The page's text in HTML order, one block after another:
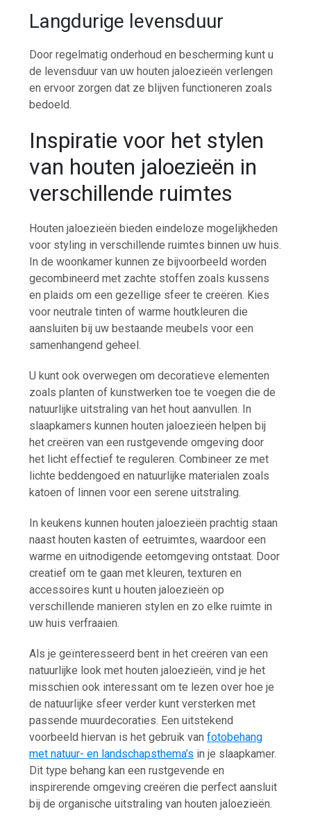
Langdurige levensduur
Door regelmatig onderhoud en bescherming kunt u
de levensduur van uw houten jaloezieën verlengen
en ervoor zorgen dat ze blijven functioneren zoals
bedoeld.
Inspiratie voor het stylen
van houten jaloezieën in
verschillende ruimtes
Houten jaloezieën bieden eindeloze mogelijkheden
voor styling in verschillende ruimtes binnen uw huis.
In de woonkamer kunnen ze bijvoorbeeld worden
gecombineerd met zachte stoffen zoals kussens
en plaids om een gezellige sfeer te creëren. Kies
voor neutrale tinten of warme houtkleuren die
aansluiten bij uw bestaande meubels voor een
samenhangend geheel.
U kunt ook overwegen om decoratieve elementen
zoals planten of kunstwerken toe te voegen die de
natuurlijke uitstraling van het hout aanvullen. In
slaapkamers kunnen houten jaloezieën helpen bij
het creëren van een rustgevende omgeving door
het licht effectief te reguleren. Combineer ze met
lichte beddengoed en natuurlijke materialen zoals
katoen of linnen voor een serene uitstraling.
In keukens kunnen houten jaloezieën prachtig staan
naast houten kasten of eetruimtes, waardoor een
warme en uitnodigende eetomgeving ontstaat. Door
creatief om te gaan met kleuren, texturen en
accessoires kunt u houten jaloezieën op
verschillende manieren stylen en zo elke ruimte in
uw huis verfraaien.
Als je geïnteresseerd bent in het creëren van een
natuurlijke look met houten jaloezieën, vind je het
misschien ook interessant om te lezen over hoe je
de natuurlijke sfeer verder kunt versterken met
passende muurdecoraties. Een uitstekend
voorbeeld hiervan is het gebruik vanfotobehang
met natuur- en landschapsthema’s in je slaapkamer.
Dit type behang kan een rustgevende en
inspirerende omgeving creëren die perfect aansluit
bij de organische uitstraling van houten jaloezieën.